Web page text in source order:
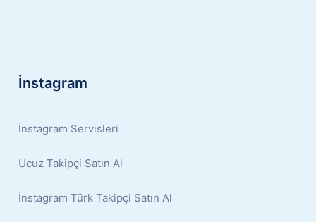
İnstagram
İnstagram Servisleri
Ucuz Takipçi Satın Al
İnstagram Türk Takipçi Satın Al